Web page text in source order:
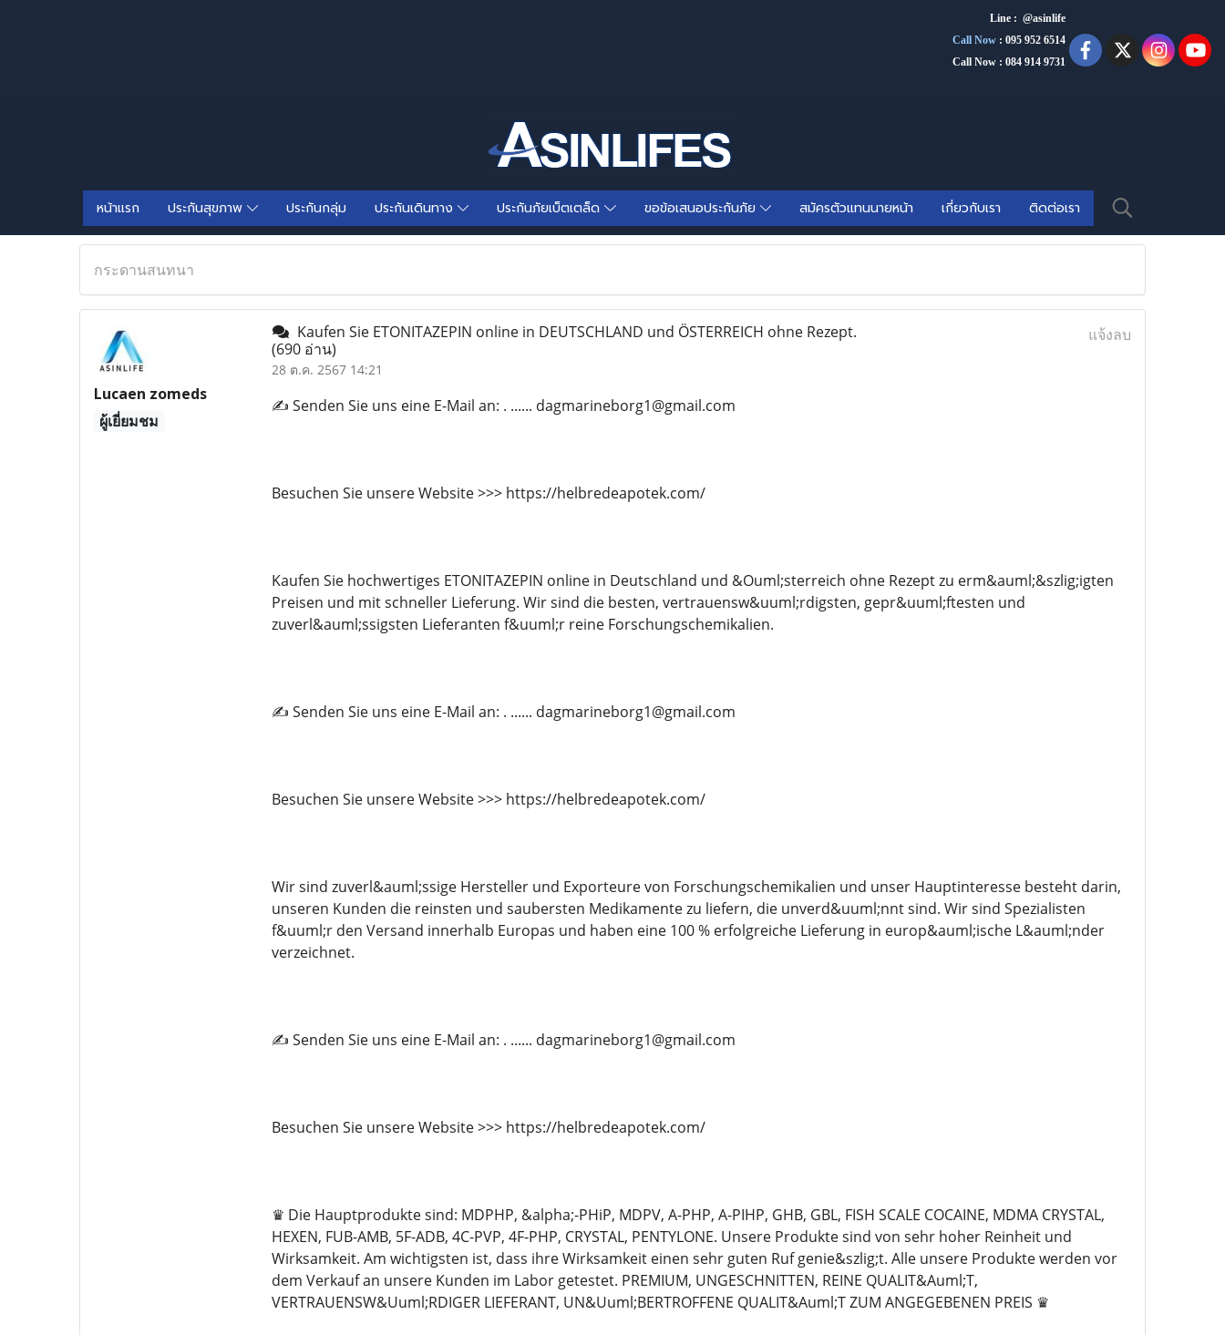
Line : @asinlife
Call Now : 095 952 6514
Call Now : 084 914 9731
หน้าแรก ประกันสุขภาพ ประกันกลุ่ม ประกันเดินทาง ประกันภัยเบ็ตเตล็ด ขอข้อเสนอประกันภัย สมัครตัวแทนนายหน้า เกี่ยวกับเรา ติดต่อเรา
กระดานสนทนา
Lucaen zomeds
ผู้เยี่ยมชม
Kaufen Sie ETONITAZEPIN online in DEUTSCHLAND und ÖSTERREICH ohne Rezept.
(690 อ่าน)
28 ต.ค. 2567 14:21
แจ้งลบ
✍️ Senden Sie uns eine E-Mail an: . ...... dagmarineborg1@gmail.com
Besuchen Sie unsere Website >>> https://helbredeapotek.com/
Kaufen Sie hochwertiges ETONITAZEPIN online in Deutschland und &Ouml;sterreich ohne Rezept zu erm&auml;&szlig;igten
Preisen und mit schneller Lieferung. Wir sind die besten, vertrauensw&uuml;rdigsten, gepr&uuml;ftesten und
zuverl&auml;ssigsten Lieferanten f&uuml;r reine Forschungschemikalien.
✍️ Senden Sie uns eine E-Mail an: . ...... dagmarineborg1@gmail.com
Besuchen Sie unsere Website >>> https://helbredeapotek.com/
Wir sind zuverl&auml;ssige Hersteller und Exporteure von Forschungschemikalien und unser Hauptinteresse besteht darin,
unseren Kunden die reinsten und saubersten Medikamente zu liefern, die unverd&uuml;nnt sind. Wir sind Spezialisten
f&uuml;r den Versand innerhalb Europas und haben eine 100 % erfolgreiche Lieferung in europ&auml;ische L&auml;nder
verzeichnet.
✍️ Senden Sie uns eine E-Mail an: . ...... dagmarineborg1@gmail.com
Besuchen Sie unsere Website >>> https://helbredeapotek.com/
♛ Die Hauptprodukte sind: MDPHP, &alpha;-PHiP, MDPV, A-PHP, A-PIHP, GHB, GBL, FISH SCALE COCAINE, MDMA CRYSTAL,
HEXEN, FUB-AMB, 5F-ADB, 4C-PVP, 4F-PHP, CRYSTAL, PENTYLONE. Unsere Produkte sind von sehr hoher Reinheit und
Wirksamkeit. Am wichtigsten ist, dass ihre Wirksamkeit einen sehr guten Ruf genie&szlig;t. Alle unsere Produkte werden vor
dem Verkauf an unsere Kunden im Labor getestet. PREMIUM, UNGESCHNITTEN, REINE QUALIT&Auml;T,
VERTRAUENSW&Uuml;RDIGER LIEFERANT, UN&Uuml;BERTROFFENE QUALIT&Auml;T ZUM ANGEGEBENEN PREIS ♛